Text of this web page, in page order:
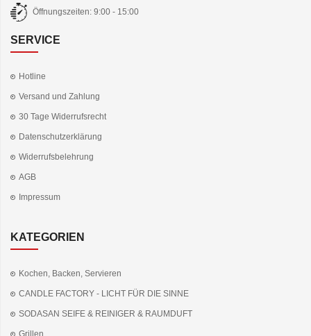
Öffnungszeiten: 9:00 - 15:00
SERVICE
Hotline
Versand und Zahlung
30 Tage Widerrufsrecht
Datenschutzerklärung
Widerrufsbelehrung
AGB
Impressum
KATEGORIEN
Kochen, Backen, Servieren
CANDLE FACTORY - LICHT FÜR DIE SINNE
SODASAN SEIFE & REINIGER & RAUMDUFT
Grillen